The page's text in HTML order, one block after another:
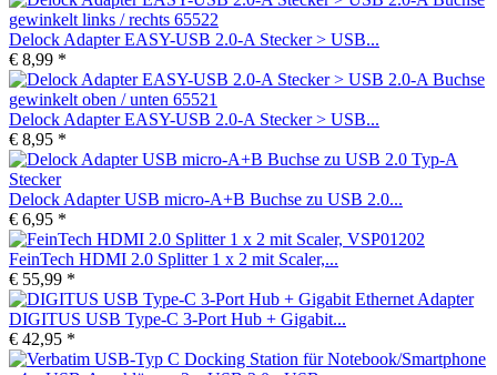
Delock Adapter EASY-USB 2.0-A Stecker > USB...
€ 8,99 *
Delock Adapter EASY-USB 2.0-A Stecker > USB...
€ 8,95 *
Delock Adapter USB micro-A+B Buchse zu USB 2.0...
€ 6,95 *
FeinTech HDMI 2.0 Splitter 1 x 2 mit Scaler,...
€ 55,99 *
DIGITUS USB Type-C 3-Port Hub + Gigabit...
€ 42,95 *